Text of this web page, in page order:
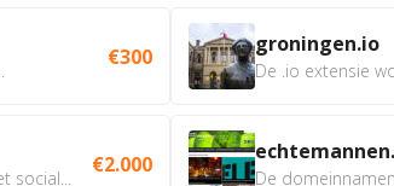
€300
€2.000
groningen.io
De .io extensie
De